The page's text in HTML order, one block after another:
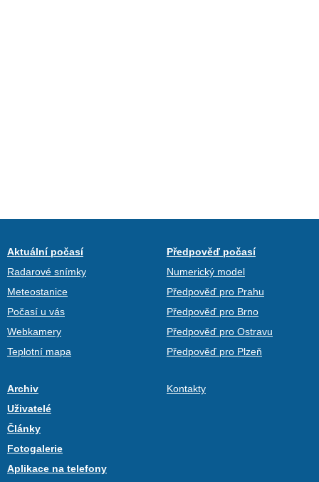
Aktuální počasí
Radarové snímky
Meteostanice
Počasí u vás
Webkamery
Teplotní mapa
Předpověď počasí
Numerický model
Předpověď pro Prahu
Předpověď pro Brno
Předpověď pro Ostravu
Předpověď pro Plzeň
Archiv
Uživatelé
Články
Fotogalerie
Aplikace na telefony
Kontakty